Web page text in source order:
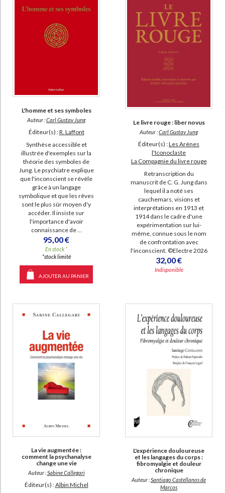
L'homme et ses symboles
Auteur :Carl Gustav Jung
Éditeur(s) :R. Laffont
Synthèse accessible et
illustrée d'exemples sur la
théorie des symboles de
Jung. Le psychiatre explique
que l'inconscient se révèle
grâce à un langage
symbolique et que les rêves
sont le plus sûr moyen d'y
accéder. Il insiste sur
l'importance d'avoir
connaissance de ...
95,00 €
En stock *
*stock limité
AJOUTER AU PANIER
Le livre rouge : liber novus
Auteur :Carl Gustav Jung
Éditeur(s) :Les Arènes
l'Iconoclaste
La Compagnie du livre rouge
Retranscription du
manuscrit de C. G. Jung dans
lequel il a noté ses
cauchemars, visions et
interprétations en 1913 et
1914 dans le cadre d'une
expérimentation sur lui-
même, connue sous le nom
de confrontation avec
l'inconscient. ©Electre 2026
32,00 €
Indisponible
La vie augmentée :
comment la psychanalyse
change une vie
Auteur :Sabine Callegari
Éditeur(s) :Albin Michel
L'expérience douloureuse
et les langages du corps :
fibromyalgie et douleur
chronique
Auteur : Santiago Castellanos de
Marcos